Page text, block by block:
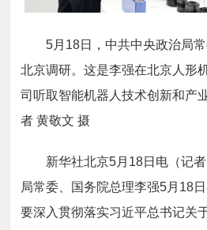
5月18日，中共中央政治局
北京调研。这是李强在北京人形
司听取智能机器人技术创新和产
者 黄敬文 摄
新华社北京5月18日电（记
局常委、国务院总理李强5月18
要深入贯彻落实习近平总书记关